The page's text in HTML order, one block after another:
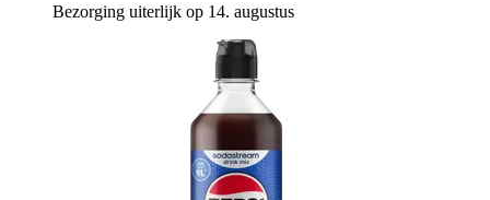
Bezorging uiterlijk op 14. augustus